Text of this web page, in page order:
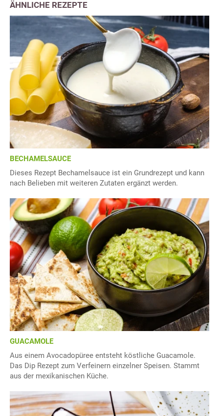
ÄHNLICHE REZEPTE
BECHAMELSAUCE
Dieses Rezept Bechamelsauce ist ein Grundrezept und kann
nach Belieben mit weiteren Zutaten ergänzt werden.
GUACAMOLE
Aus einem Avocadopüree entsteht köstliche Guacamole.
Das Dip Rezept zum Verfeinern einzelner Speisen. Stammt
aus der mexikanischen Küche.